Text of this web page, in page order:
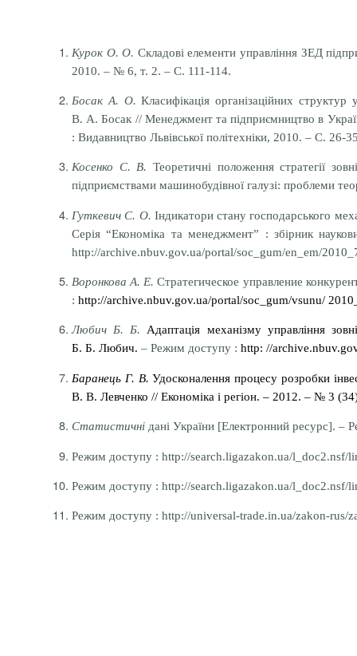
Курок О. О. Складові елементи управління ЗЕД
2010. – № 6, т. 2. – С. 111-114.
Босак А. О. Класифікація організаційних
В. А. Босак // Менеджмент та підприємництво в
: Видавництво Львівської політехніки, 2010. – С. 26-
Косенко С. В. Теоретичні положення стратегії
підприємствами машинобудівної галузі: проблеми
Гуткевич С. О. Індикатори стану господарського
Серія “Економіка та менеджмент” : збірник
http://archive.nbuv.gov.ua/portal/soc_gum/en_em/
Воронкова А. Е. Стратегическое управление
: http://archive.nbuv.gov.ua/portal/soc_gum/vsunu/
Любич Б. Б. Адаптація механізму управління
Б. Б. Любич. – Режим доступу : http: //
Баранець Г. В.Удосконалення процесу розробки
В. В. Левченко // Економіка і регіон. – 2012. – № 3
Статистичні дані України [Електронний ресурс]. –
Режим доступу : http://search.ligazakon.ua/l_doc2.nsf/
Режим доступу : http://search.ligazakon.ua/l_doc2.nsf/
Режим доступу : http://universal-trade.in.ua/zakon-rus/